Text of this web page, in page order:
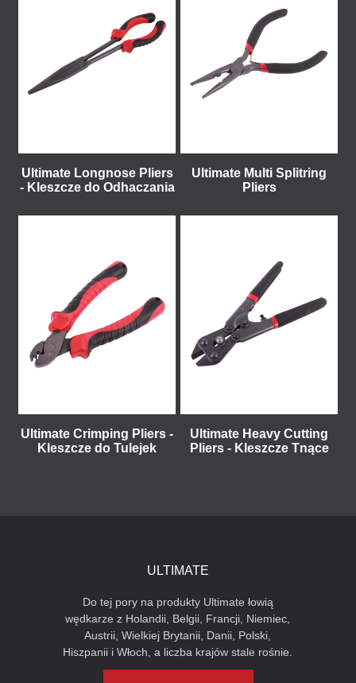
Ultimate Longnose Pliers
- Kleszcze do Odhaczania
Ultimate Multi Splitring
Pliers
Ultimate Crimping Pliers -
Kleszcze do Tulejek
Ultimate Heavy Cutting
Pliers - Kleszcze Tnące
ULTIMATE
Do tej pory na produkty Ultimate łowią
wędkarze z Holandii, Belgii, Francji, Niemiec,
Austrii, Wielkiej Brytanii, Danii, Polski,
Hiszpanii i Włoch, a liczba krajów stale rośnie.